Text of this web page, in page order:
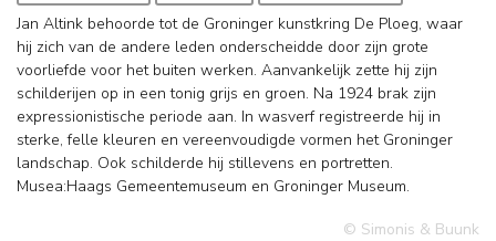
Jan Altink behoorde tot de Groninger kunstkring De Ploeg, waar
hij zich van de andere leden onderscheidde door zijn grote
voorliefde voor het buiten werken. Aanvankelijk zette hij zijn
schilderijen op in een tonig grijs en groen. Na 1924 brak zijn
expressionistische periode aan. In wasverf registreerde hij in
sterke, felle kleuren en vereenvoudigde vormen het Groninger
landschap. Ook schilderde hij stillevens en portretten.
Musea:Haags Gemeentemuseum en Groninger Museum.
© Simonis & Buunk